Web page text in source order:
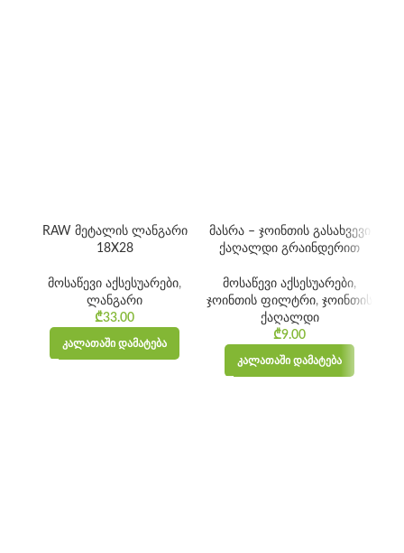
RAW მეტალის ლანგარი
18X28
მოსაწევი აქსესუარები,
ლანგარი
₾33.00
ᲙᲐᲚᲐᲗᲐᲨᲘ ᲓᲐᲛᲐᲢᲔᲑᲐ
მასრა – ჯოინთის გასახვევი
ქაღალდი გრაინდერით
მოსაწევი აქსესუარები,
ჯოინთის ფილტრი, ჯოინთის
ქაღალდი
₾9.00
ᲙᲐᲚᲐᲗᲐᲨᲘ ᲓᲐᲛᲐᲢᲔᲑᲐ